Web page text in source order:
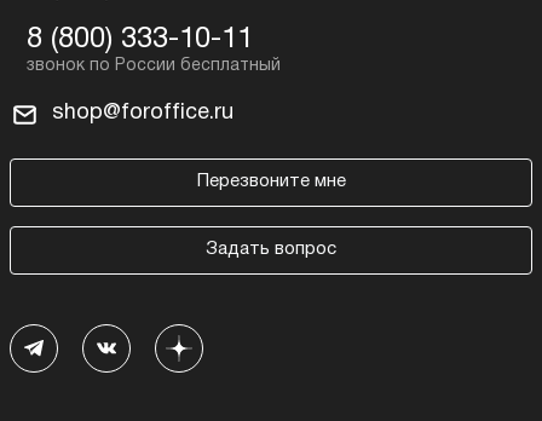
8 (800) 333-10-11
shop@foroffice.ru
Перезвоните мне
Задать вопрос